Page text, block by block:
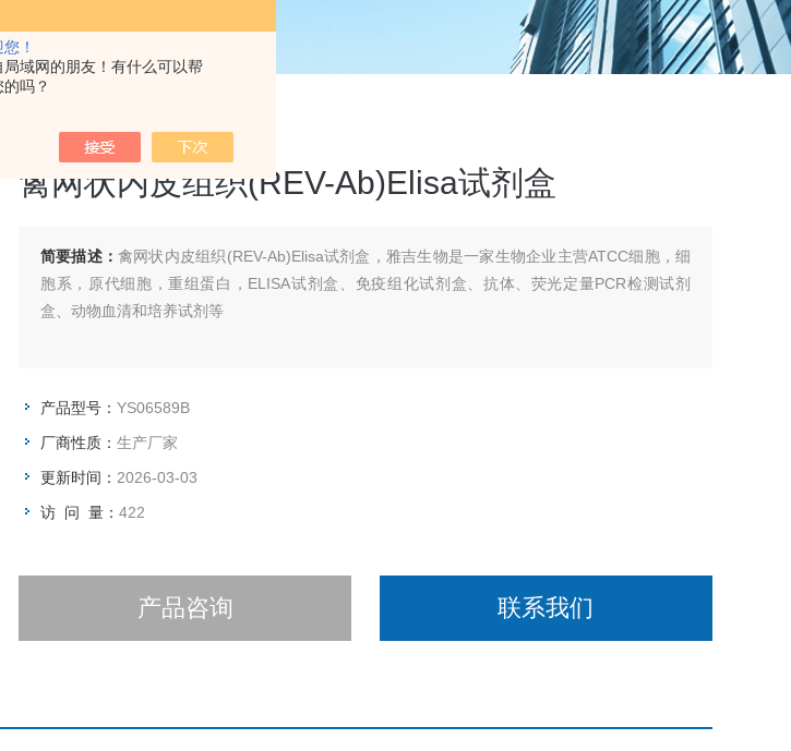
！
局域网的朋友！有什么可以帮
的吗？
组织(REV-Ab)Elisa试剂盒
禽网状内皮组织(REV-Ab)Elisa试剂盒
简要描述： 禽网状内皮组织(REV-Ab)Elisa试剂盒，雅吉生物是一家生物企业主营ATCC细胞，细
胞系，原代细胞，重组蛋白，ELISA试剂盒、免疫组化试剂盒、抗体、荧光定量PCR检测试剂
盒、动物血清和培养试剂等
产品型号： YS06589B
厂商性质： 生产厂家
更新时间： 2026-03-03
访 问 量： 422
产品咨询 联系我们